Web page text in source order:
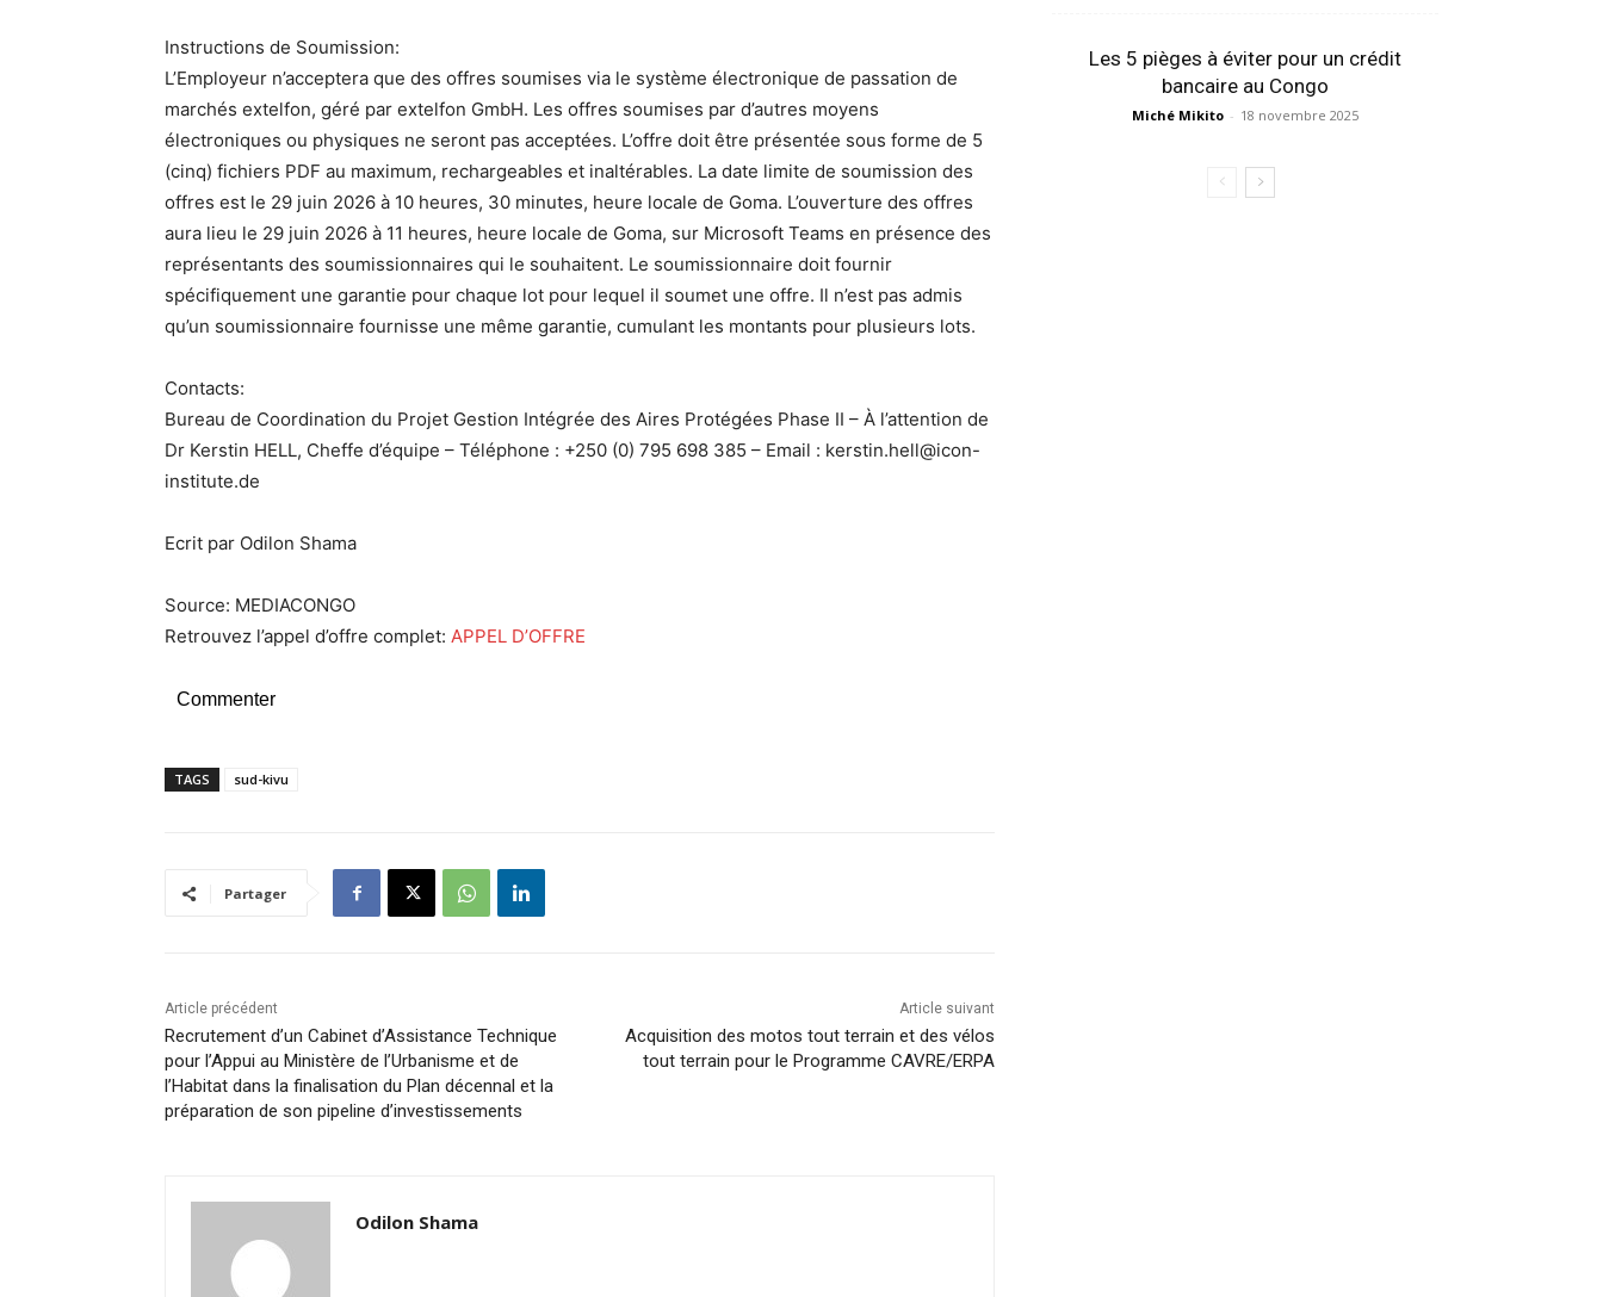
Instructions de Soumission:
L’Employeur n’acceptera que des offres soumises via le système électronique de passation de
marchés extelfon, géré par extelfon GmbH. Les offres soumises par d’autres moyens
électroniques ou physiques ne seront pas acceptées. L’offre doit être présentée sous forme de 5
(cinq) fichiers PDF au maximum, rechargeables et inaltérables. La date limite de soumission des
offres est le 29 juin 2026 à 10 heures, 30 minutes, heure locale de Goma. L’ouverture des offres
aura lieu le 29 juin 2026 à 11 heures, heure locale de Goma, sur Microsoft Teams en présence des
représentants des soumissionnaires qui le souhaitent. Le soumissionnaire doit fournir
spécifiquement une garantie pour chaque lot pour lequel il soumet une offre. Il n’est pas admis
qu’un soumissionnaire fournisse une même garantie, cumulant les montants pour plusieurs lots.
Contacts:
Bureau de Coordination du Projet Gestion Intégrée des Aires Protégées Phase II – À l’attention de
Dr Kerstin HELL, Cheffe d’équipe – Téléphone : +250 (0) 795 698 385 – Email : kerstin.hell@icon-
institute.de
Ecrit par Odilon Shama
Source: MEDIACONGO
Retrouvez l’appel d’offre complet: APPEL D’OFFRE
Commenter
TAGS sud-kivu
Partager
Article précédent
Recrutement d’un Cabinet d’Assistance Technique
pour l’Appui au Ministère de l’Urbanisme et de
l’Habitat dans la finalisation du Plan décennal et la
préparation de son pipeline d’investissements
Article suivant
Acquisition des motos tout terrain et des vélos
tout terrain pour le Programme CAVRE/ERPA
Odilon Shama
Les 5 pièges à éviter pour un crédit
bancaire au Congo
Miché Mikito - 18 novembre 2025